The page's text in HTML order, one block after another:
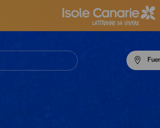
Fuerteventura